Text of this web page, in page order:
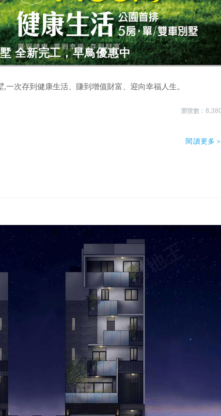
全新完工，早鳥優惠中
次存到健康生活、賺到增值財富、迎向幸福人生。
瀏覽數 :
閱讀更多＞